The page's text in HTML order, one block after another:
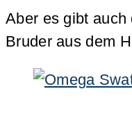
Aber es gibt auch
Bruder aus dem